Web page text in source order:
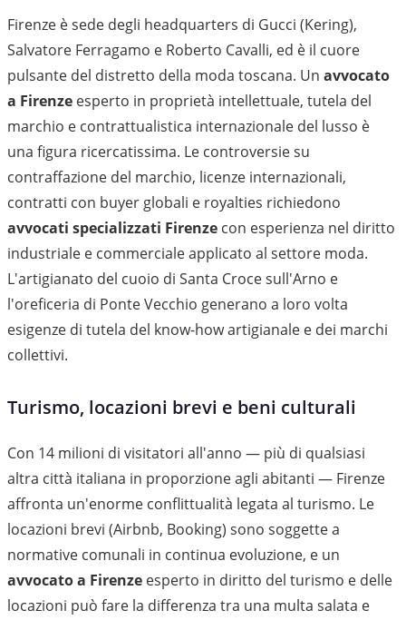
Firenze è sede degli headquarters di Gucci (Kering),
Salvatore Ferragamo e Roberto Cavalli, ed è il cuore
pulsante del distretto della moda toscana. Un avvocato
a Firenze esperto in proprietà intellettuale, tutela del
marchio e contrattualistica internazionale del lusso è
una figura ricercatissima. Le controversie su
contraffazione del marchio, licenze internazionali,
contratti con buyer globali e royalties richiedono
avvocati specializzati Firenze con esperienza nel diritto
industriale e commerciale applicato al settore moda.
L'artigianato del cuoio di Santa Croce sull'Arno e
l'oreficeria di Ponte Vecchio generano a loro volta
esigenze di tutela del know-how artigianale e dei marchi
collettivi.
Turismo, locazioni brevi e beni culturali
Con 14 milioni di visitatori all'anno — più di qualsiasi
altra città italiana in proporzione agli abitanti — Firenze
affronta un'enorme conflittualità legata al turismo. Le
locazioni brevi (Airbnb, Booking) sono soggette a
normative comunali in continua evoluzione, e un
avvocato a Firenze esperto in diritto del turismo e delle
locazioni può fare la differenza tra una multa salata e